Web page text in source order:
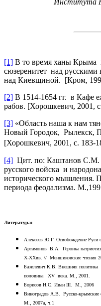
[1] В то время ханы Крыма
сюзеренитет над
над Киевщиной. [Кром,
[2] В 1514-1654 гг. в Кафе
рабов. [Хорошкевич, 2001,
[3] «Область наша к нам
Новый Городок, Рылекск,
[Хорошкевич, 2001, c.
[4] Цит. по: Каштанов С.М.
русского войска и
исторического мышления.
периода феодализма.
Литература:
Алексеев Ю.Г. Освобождение Руси
Артамонов В.А. Героика
X-XXвв. // Меншиковские чтения
Базилевич К.В. Внешняя политика
половина XV века. М., 2001.
Борисов Н.С. Иван III. М., 2006
Виноградов А.В. Русско-крымские
М., 2007a, ч.1